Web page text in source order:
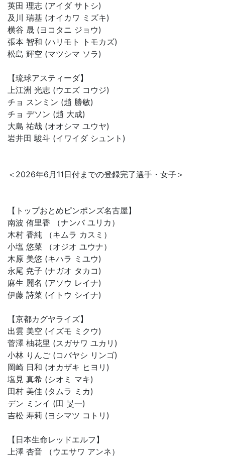
英田 理志 (アイダ サトシ)
及川 瑞基 (オイカワ ミズキ)
横谷 晟 (ヨコタニ ジョウ)
張本 智和 (ハリモト トモカズ)
松島 輝空 (マツシマ ソラ)
【琉球アスティーダ】
上江洲 光志 (ウエズ コウジ)
チョ スンミン (趙 勝敏)
チョ デソン (趙 大成)
大島 祐哉 (オオシマ ユウヤ)
岩井田 駿斗 (イワイダ シュント)
＜2026年6月11日付までの登録完了選手・女子＞
【トップおとめピンポンズ名古屋】
南波 侑里香 （ナンバ ユリカ）
木村 香純 （キムラ カスミ）
小塩 悠菜 （オジオ ユウナ）
木原 美悠 (キハラ ミユウ)
永尾 尭子 (ナガオ タカコ)
麻生 麗名 (アソウ レイナ)
伊藤 詩菜 (イトウ シイナ)
【京都カグヤライズ】
出雲 美空 (イズモ ミクウ)
菅澤 柚花里 (スガサワ ユカリ)
小林 りんご (コバヤシ リンゴ)
岡崎 日和 (オカザキ ヒヨリ)
塩見 真希 (シオミ マキ)
田村 美佳 (タムラ ミカ)
デン ミンイ (田 旻一)
吉松 寿莉 (ヨシマツ コトリ)
【日本生命レッドエルフ】
上澤 杏音 （ウエサワ アンネ）